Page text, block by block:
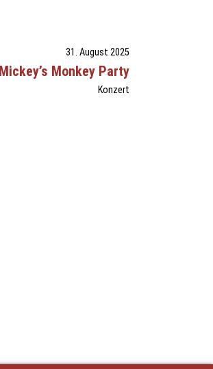
31. August 2025
Mickey’s Monkey Party
Konzert